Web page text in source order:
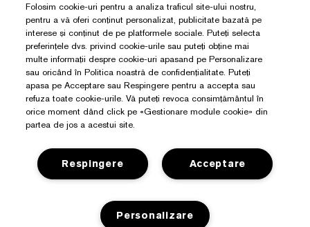
Folosim cookie-uri pentru a analiza traficul site-ului nostru,
pentru a vă oferi conținut personalizat, publicitate bazată pe
interese și conținut de pe platformele sociale. Puteți selecta
preferințele dvs. privind cookie-urile sau puteți obține mai
multe informații despre cookie-uri apasand pe Personalizare
sau oricând în Politica noastră de confidențialitate. Puteți
apasa pe Acceptare sau Respingere pentru a accepta sau
refuza toate cookie-urile. Vă puteți revoca consimțământul în
orice moment dând click pe «Gestionare module cookie» din
partea de jos a acestui site.
Acceptare
Respingere
Personalizare